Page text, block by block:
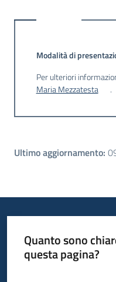
Ulteriori
Modalità di
Per ulteriori
Maria Mezzatesta
.
Ultimo aggiornamento:
Quanto sono
questa pagina?